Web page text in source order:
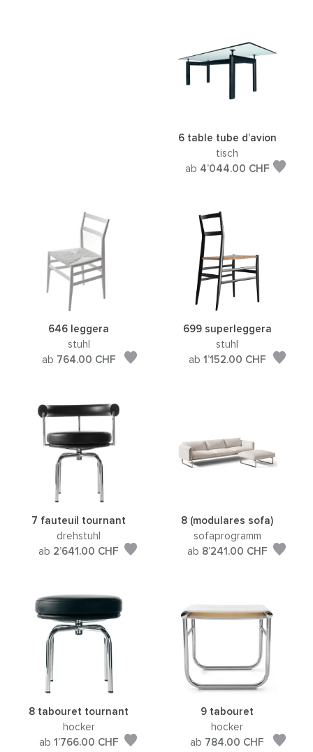
6 table tube d’avion
tisch
ab 4’044.00 CHF
646 leggera
stuhl
ab 764.00 CHF
699 superleggera
stuhl
ab 1’152.00 CHF
7 fauteuil tournant
drehstuhl
ab 2’641.00 CHF
8 (modulares sofa)
sofaprogramm
ab 8’241.00 CHF
8 tabouret tournant
hocker
ab 1’766.00 CHF
9 tabouret
hocker
ab 784.00 CHF